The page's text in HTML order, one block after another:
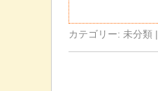
カテゴリー: 未分類 |